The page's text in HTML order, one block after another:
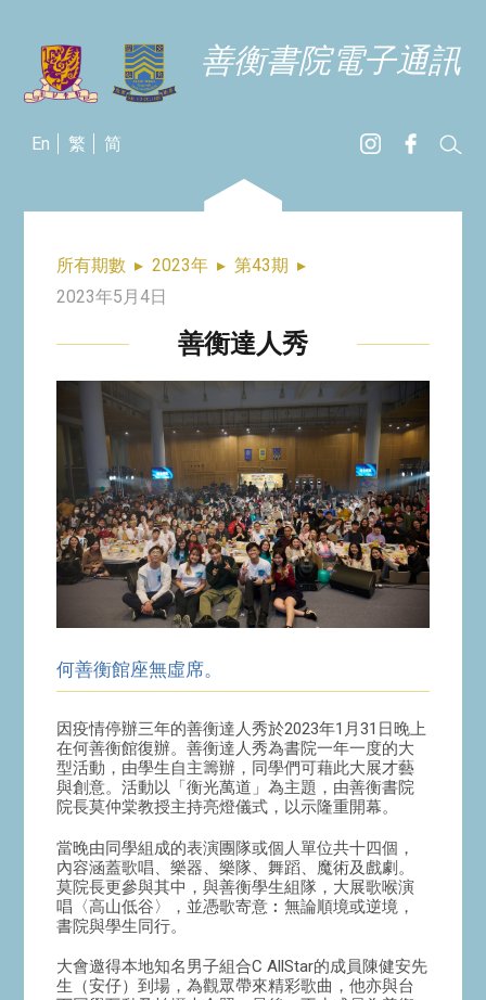
善衡書院電子通訊
En 繁 简
所有期數 ▸ 2023年 ▸ 第43期 ▸
2023年5月4日
善衡達人秀
何善衡館座無虛席。
因疫情停辦三年的善衡達人秀於2023年1月31日晚上
在何善衡館復辦。善衡達人秀為書院一年一度的大
型活動，由學生自主籌辦，同學們可藉此大展才藝
與創意。活動以「衡光萬道」為主題，由善衡書院
院長莫仲棠教授主持亮燈儀式，以示隆重開幕。
當晚由同學組成的表演團隊或個人單位共十四個，
內容涵蓋歌唱、樂器、樂隊、舞蹈、魔術及戲劇。
莫院長更參與其中，與善衡學生組隊，大展歌喉演
唱〈高山低谷〉，並憑歌寄意︰無論順境或逆境，
書院與學生同行。
大會邀得本地知名男子組合C AllStar的成員陳健安先
生（安仔）到場，為觀眾帶來精彩歌曲，他亦與台